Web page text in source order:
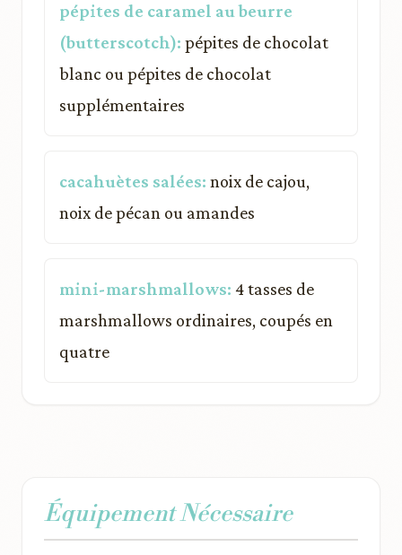
pépites de caramel au beurre
(butterscotch): pépites de chocolat
blanc ou pépites de chocolat
supplémentaires
cacahuètes salées: noix de cajou,
noix de pécan ou amandes
mini-marshmallows: 4 tasses de
marshmallows ordinaires, coupés en
quatre
Équipement Nécessaire